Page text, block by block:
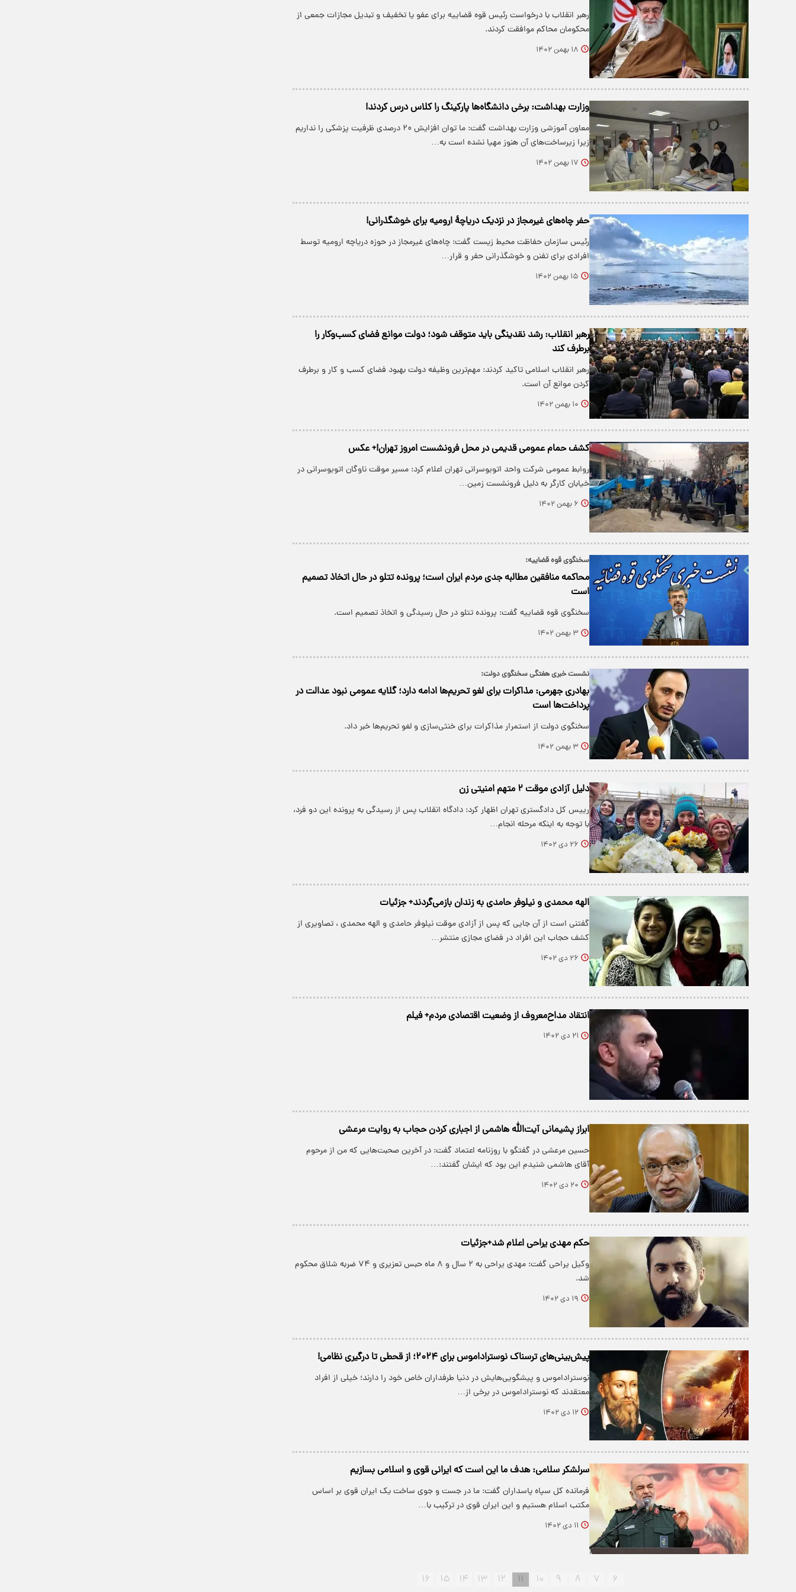
رهبر انقلاب با درخواست رئیس قوه قضاییه برای عفو یا تخفیف و تبدیل مجازات جمعی از
محکومان محاکم موافقت کردند.
۱۸ بهمن ۱۴۰۲
وزارت بهداشت: برخی دانشگاه‌ها پارکینگ را کلاس درس کردند!
معاون آموزشی وزارت بهداشت گفت: ما توان افزایش ۲۰ درصدی ظرفیت پزشکی را نداریم
زیرا زیرساخت‌های آن هنوز مهیا نشده است به…
۱۷ بهمن ۱۴۰۲
حفر چاه‌های غیرمجاز در نزدیک دریاچهٔ ارومیه برای خوشگذرانی!
رئیس سازمان حفاظت محیط زیست گفت: چاه‌های غیرمجاز در حوزه دریاچه ارومیه توسط
افرادی برای تفنن و خوشگذرانی حفر و قرار…
۱۵ بهمن ۱۴۰۲
رهبر انقلاب: رشد نقدینگی باید متوقف شود؛ دولت موانع فضای کسب‌وکار را
برطرف کند
رهبر انقلاب اسلامی تاکید کردند: مهم‌ترین وظیفه دولت بهبود فضای کسب و کار و برطرف
کردن موانع آن است.
۱۰ بهمن ۱۴۰۲
کشف حمام عمومی قدیمی در محل فرونشست امروز تهران!+ عکس
روابط عمومی شرکت واحد اتوبوسرانی تهران اعلام کرد: مسیر موقت ناوگان اتوبوسرانی در
خیابان کارگر به دلیل فرونشست زمین…
۶ بهمن ۱۴۰۲
سخنگوی قوه قضاییه:
محاکمه منافقین مطالبه جدی مردم ایران است؛ پرونده تتلو در حال اتخاذ تصمیم
است
سخنگوی قوه قضاییه گفت: پرونده تتلو در حال رسیدگی و اتخاذ تصمیم است.
۳ بهمن ۱۴۰۲
نشست خبری هفتگی سخنگوی دولت:
بهادری جهرمی: مذاکرات برای لغو تحریم‌ها ادامه دارد؛ گلایه عمومی نبود عدالت در
پرداخت‌ها است
سخنگوی دولت از استمرار مذاکرات برای خنثی‌سازی و لغو تحریم‌ها خبر داد.
۳ بهمن ۱۴۰۲
دلیل آزادی موقت ۲ متهم امنیتی زن
رییس کل دادگستری تهران اظهار کرد: دادگاه انقلاب پس از رسیدگی به پرونده این دو فرد،
با توجه به اینکه مرحله انجام…
۲۶ دی ۱۴۰۲
الهه محمدی و نیلوفر حامدی به زندان بازمی‌گردند+ جزئیات
گفتنی است از آن جایی که پس از آزادی موقت نیلوفر حامدی و الهه محمدی ، تصاویری از
کشف حجاب این افراد در فضای مجازی منتشر…
۲۶ دی ۱۴۰۲
انتقاد مداح‌معروف از وضعیت اقتصادی مردم+ فیلم
۲۱ دی ۱۴۰۲
ابراز پشیمانی آیت‌الله هاشمی از اجباری کردن حجاب به روایت مرعشی
حسین مرعشی در گفتگو با روزنامه اعتماد گفت: در آخرین صحبت‌هایی که من از مرحوم
آقای هاشمی شنیدم این بود که ایشان گفتند:…
۲۰ دی ۱۴۰۲
حکم مهدی یراحی اعلام شد+جزئیات
وکیل یراحی گفت: مهدی یراحی به ۲ سال و ۸ ماه حبس تعزیری و ۷۴ ضربه شلاق محکوم
شد.
۱۹ دی ۱۴۰۲
پیش‌بینی‌های ترسناک نوستراداموس برای ۲۰۲۴؛ از قحطی تا درگیری نظامی!
نوستراداموس و پیشگویی‌هایش در دنیا طرفداران خاص خود را دارند؛ خیلی از افراد
معتقدند که نوستراداموس در برخی از…
۱۲ دی ۱۴۰۲
سرلشکر سلامی: هدف ما این است که ایرانی قوی و اسلامی بسازیم
فرمانده کل سپاه پاسداران گفت: ما در جست و جوی ساخت یک ایران قوی بر اساس
مکتب اسلام هستیم و این ایران قوی در ترکیب با…
۱۱ دی ۱۴۰۲
۶ ۷ ۸ ۹ ۱۰ ۱۱ ۱۲ ۱۳ ۱۴ ۱۵ ۱۶